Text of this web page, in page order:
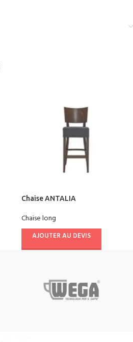
Chaise ANTALIA
Chaise long
AJOUTER AU DEVIS